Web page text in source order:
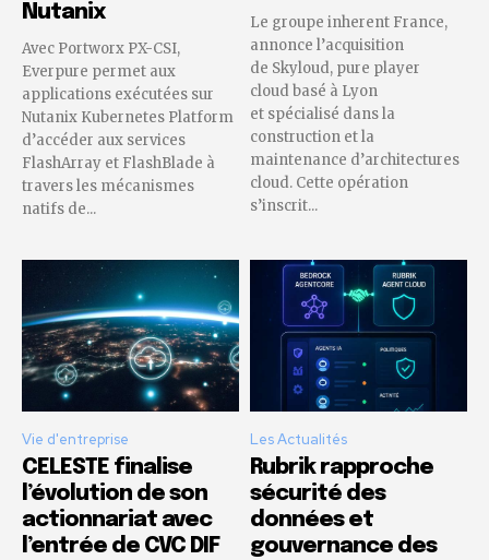
Nutanix
Avec Portworx PX-CSI,
Everpure permet aux
applications exécutées sur
Nutanix Kubernetes Platform
d’accéder aux services
FlashArray et FlashBlade à
travers les mécanismes
natifs de...
Le groupe inherent France,
annonce l’acquisition
de Skyloud, pure player
cloud basé à Lyon
et spécialisé dans la
construction et la
maintenance d’architectures
cloud. Cette opération
s’inscrit...
Vie d'entreprise
CELESTE finalise
l’évolution de son
actionnariat avec
l’entrée de CVC DIF
Les Actualités
Rubrik rapproche
sécurité des
données et
gouvernance des